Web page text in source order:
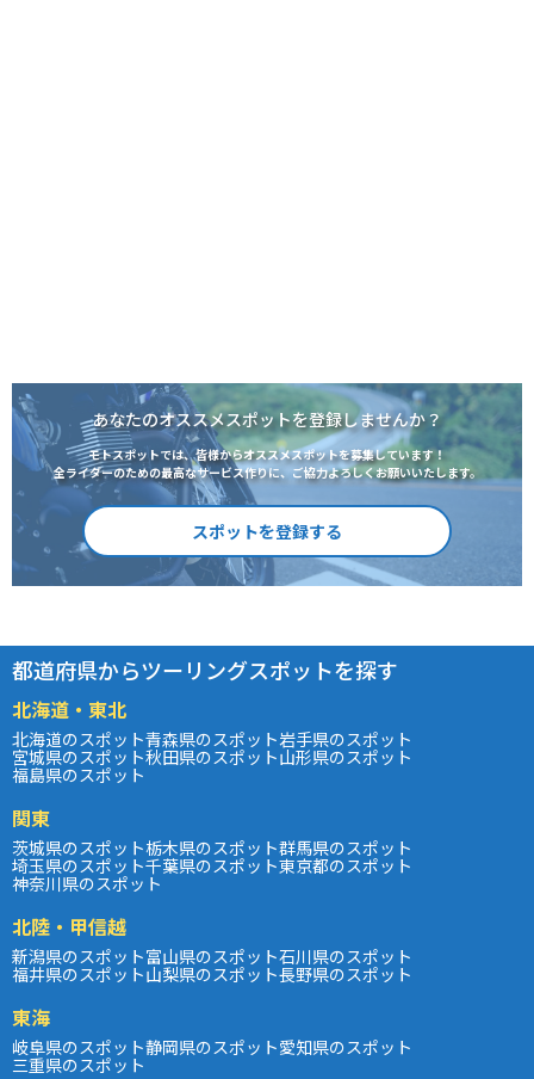
あなたのオススメスポットを登録しませんか？
モトスポットでは、皆様からオススメスポットを募集しています！
全ライダーのための最高なサービス作りに、ご協力よろしくお願いいたします。
スポットを登録する
都道府県からツーリングスポットを探す
北海道・東北
北海道のスポット青森県のスポット岩手県のスポット
宮城県のスポット秋田県のスポット山形県のスポット
福島県のスポット
関東
茨城県のスポット栃木県のスポット群馬県のスポット
埼玉県のスポット千葉県のスポット東京都のスポット
神奈川県のスポット
北陸・甲信越
新潟県のスポット富山県のスポット石川県のスポット
福井県のスポット山梨県のスポット長野県のスポット
東海
岐阜県のスポット静岡県のスポット愛知県のスポット
三重県のスポット